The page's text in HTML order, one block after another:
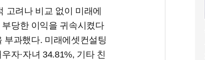
고려나 비교 없이 미래에
당한 이익을 귀속시켰다
부과했다. 미래에셋컨설팅
자·자녀 34.81%, 기타 친